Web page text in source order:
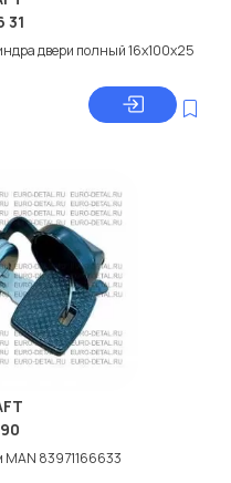
31
двери полный 16x100x25
83971166633